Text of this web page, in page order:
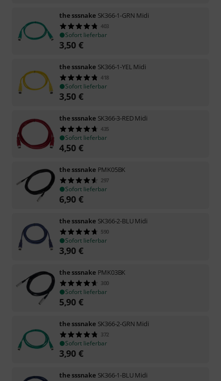
the sssnake SK366-1-GRN Midi
403
Sofort lieferbar
3,50 €
the sssnake SK366-1-YEL Midi
418
Sofort lieferbar
3,50 €
the sssnake SK366-3-RED Midi
435
Sofort lieferbar
4,50 €
the sssnake PMK05BK
297
Sofort lieferbar
6,90 €
the sssnake SK366-2-BLU Midi
590
Sofort lieferbar
3,90 €
the sssnake PMK03BK
300
Sofort lieferbar
5,90 €
the sssnake SK366-2-GRN Midi
372
Sofort lieferbar
3,90 €
the sssnake SK366-1-BLU Midi